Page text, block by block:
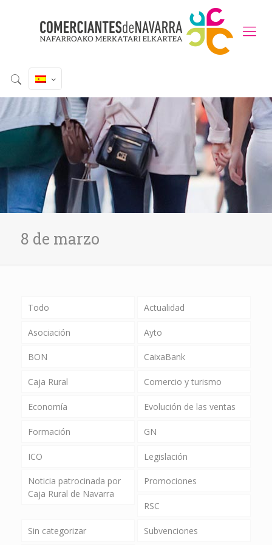
8 de marzo
Todo Actualidad
Asociación Ayto
BON CaixaBank
Caja Rural Comercio y turismo
Economía Evolución de las ventas
Formación GN
ICO Legislación
Noticia patrocinada por
Caja Rural de Navarra
Promociones
RSC
Sin categorizar Subvenciones